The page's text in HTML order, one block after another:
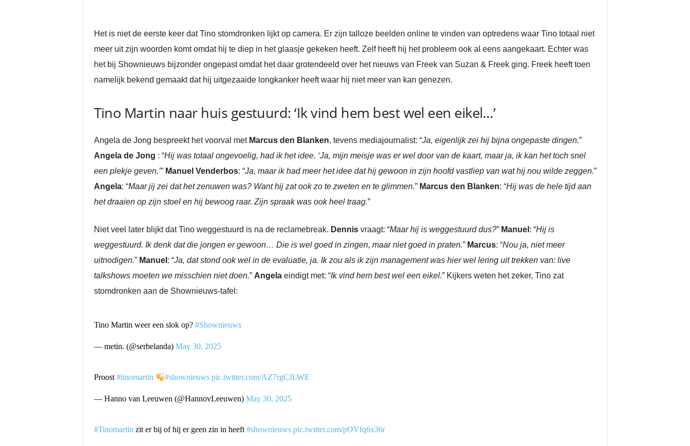
Het is niet de eerste keer dat Tino stomdronken lijkt op camera. Er zijn talloze beelden online te vinden van optredens waar Tino totaal niet
meer uit zijn woorden komt omdat hij te diep in het glaasje gekeken heeft. Zelf heeft hij het probleem ook al eens aangekaart. Echter was
het bij Shownieuws bijzonder ongepast omdat het daar grotendeeld over het nieuws van Freek van Suzan & Freek ging. Freek heeft toen
namelijk bekend gemaakt dat hij uitgezaaide longkanker heeft waar hij niet meer van kan genezen.
Tino Martin naar huis gestuurd: ‘Ik vind hem best wel een eikel…’
Angela de Jong bespreekt het voorval met Marcus den Blanken, tevens mediajournalist: “Ja, eigenlijk zei hij bijna ongepaste dingen.”
Angela de Jong : “Hij was totaal ongevoelig, had ik het idee. ‘Ja, mijn meisje was er wel door van de kaart, maar ja, ik kan het toch snel
een plekje geven.’” Manuel Venderbos: “Ja, maar ik had meer het idee dat hij gewoon in zijn hoofd vastliep van wat hij nou wilde zeggen.”
Angela: “Maar jij zei dat het zenuwen was? Want hij zat ook zo te zweten en te glimmen.” Marcus den Blanken: “Hij was de hele tijd aan
het draaien op zijn stoel en hij bewoog raar. Zijn spraak was ook heel traag.”
Niet veel later blijkt dat Tino weggestuurd is na de reclamebreak. Dennis vraagt: “Maar hij is weggestuurd dus?” Manuel : “Hij is
weggestuurd. Ik denk dat die jongen er gewoon… Die is wel goed in zingen, maar niet goed in praten.” Marcus: “Nou ja, niet meer
uitnodigen.” Manuel : “Ja, dat stond ook wel in de evaluatie, ja. Ik zou als ik zijn management was hier wel lering uit trekken van: live
talkshows moeten we misschien niet doen.” Angela eindigt met: “Ik vind hem best wel een eikel.” Kijkers weten het zeker, Tino zat
stomdronken aan de Shownieuws-tafel:
Tino Martin weer een slok op? #Shownieuws
— metin. (@serbelanda) May 30, 2025
Proost#tinomartin #shownieuws pic.twitter.com/AZ7rgCJLWE
— Hanno van Leeuwen (@HannovLeeuwen) May 30, 2025
#Tinomartinzit er bij of hij er geen zin in heeft#shownieuws pic.twitter.com/pOVfq6x36r